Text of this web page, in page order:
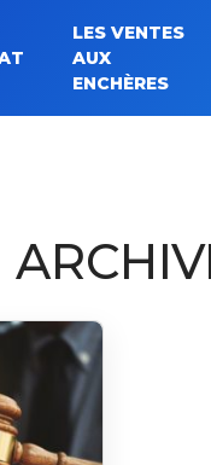
LES VENTES
AUX
ENCHÈRES